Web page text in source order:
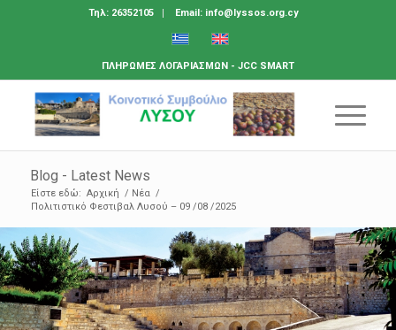
Τηλ: 26352105 Email: info@lyssos.org.cy
ΠΛΗΡΩΜΕΣ ΛΟΓΑΡΙΑΣΜΩΝ - JCC SMART
Blog - Latest News
Είστε εδώ: Αρχική / Νέα /
Πολιτιστικό Φεστιβαλ Λυσού – 09 /08 /2025